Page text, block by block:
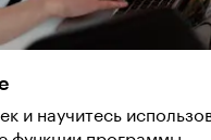
и научитесь